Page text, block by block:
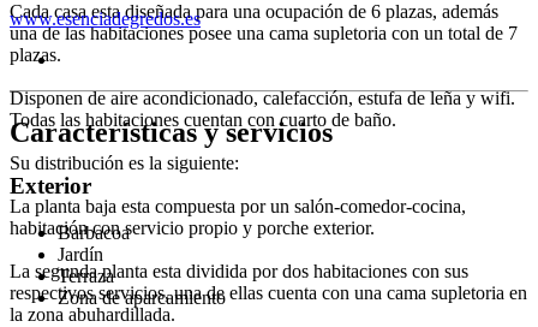
Cada casa esta diseñada para una ocupación de 6 plazas, además
una de las habitaciones posee una cama supletoria con un total de 7
plazas.
Disponen de aire acondicionado, calefacción, estufa de leña y wifi.
Todas las habitaciones cuentan con cuarto de baño.
Su distribución es la siguiente:
La planta baja esta compuesta por un salón-comedor-cocina,
habitación con servicio propio y porche exterior.
La segunda planta esta dividida por dos habitaciones con sus
respectivos servicios, una de ellas cuenta con una cama supletoria en
la zona abuhardillada.
www.esenciadegredos.es
Características y servicios
Exterior
Barbacoa
Jardín
Terraza
Zona de aparcamiento